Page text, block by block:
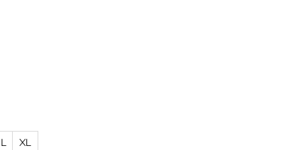
L
XL